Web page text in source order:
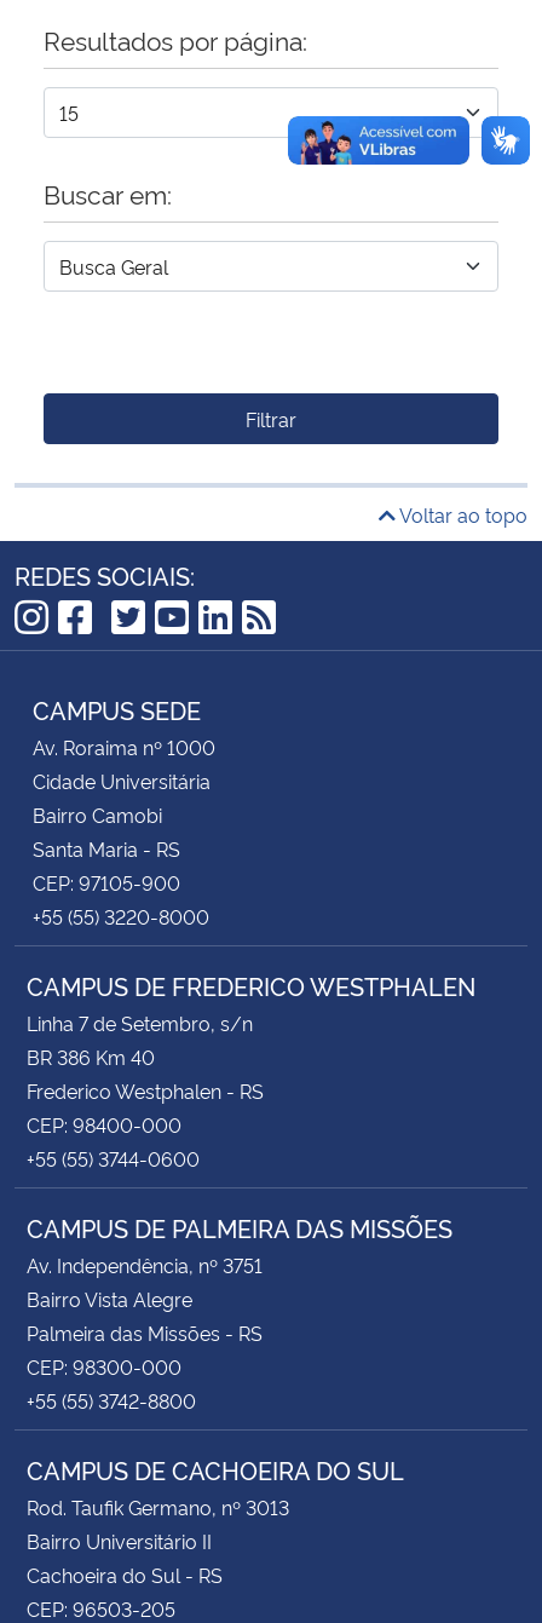
Resultados por página:
Buscar em:
Filtrar
Voltar ao topo
REDES SOCIAIS:
Instagram
Facebook
TikTok
Twitter
YouTube
LinkedIn
RSS
CAMPUS SEDE
Av. Roraima nº 1000
Cidade Universitária
Bairro Camobi
Santa Maria - RS
CEP: 97105-900
+55 (55) 3220-8000
CAMPUS DE FREDERICO WESTPHALEN
Linha 7 de Setembro, s/n
BR 386 Km 40
Frederico Westphalen - RS
CEP: 98400-000
+55 (55) 3744-0600
CAMPUS DE PALMEIRA DAS MISSÕES
Av. Independência, nº 3751
Bairro Vista Alegre
Palmeira das Missões - RS
CEP: 98300-000
+55 (55) 3742-8800
CAMPUS DE CACHOEIRA DO SUL
Rod. Taufik Germano, nº 3013
Bairro Universitário II
Cachoeira do Sul - RS
CEP: 96503-205